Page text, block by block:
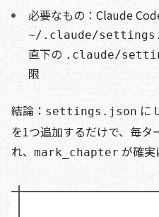
必要なもの：Claude
~/.claude/
直下の .claude/
限
結論： settings.json に
を1つ追加するだけで、毎タ
れ、 mark_chapter が確実